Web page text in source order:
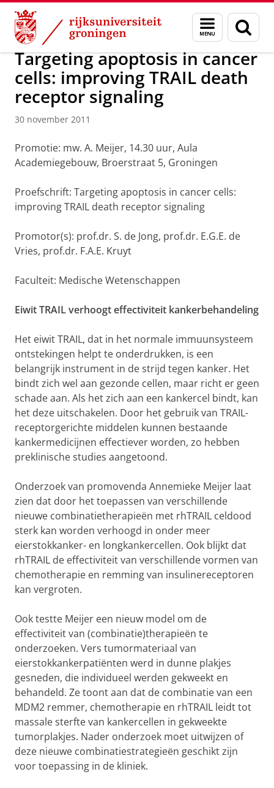
Skip
Content
Skip
Navigation
Menu
en
zoeken
Over ons Actueel Nieuws Nieuwsberichten
Targeting apoptosis in cancer
cells: improving TRAIL death
receptor signaling
30 november 2011
Promotie: mw. A. Meijer, 14.30 uur, Aula
Academiegebouw, Broerstraat 5, Groningen
Proefschrift: Targeting apoptosis in cancer cells:
improving TRAIL death receptor signaling
Promotor(s): prof.dr. S. de Jong, prof.dr. E.G.E. de
Vries, prof.dr. F.A.E. Kruyt
Faculteit: Medische Wetenschappen
Eiwit TRAIL verhoogt effectiviteit kankerbehandeling
Het eiwit TRAIL, dat in het normale immuunsysteem
ontstekingen helpt te onderdrukken, is een
belangrijk instrument in de strijd tegen kanker. Het
bindt zich wel aan gezonde cellen, maar richt er geen
schade aan. Als het zich aan een kankercel bindt, kan
het deze uitschakelen. Door het gebruik van TRAIL-
receptorgerichte middelen kunnen bestaande
kankermedicijnen effectiever worden, zo hebben
preklinische studies aangetoond.
Onderzoek van promovenda Annemieke Meijer laat
zien dat door het toepassen van verschillende
nieuwe combinatietherapieën met rhTRAIL celdood
sterk kan worden verhoogd in onder meer
eierstokkanker- en longkankercellen. Ook blijkt dat
rhTRAIL de effectiviteit van verschillende vormen van
chemotherapie en remming van insulinereceptoren
kan vergroten.
Ook testte Meijer een nieuw model om de
effectiviteit van (combinatie)therapieën te
onderzoeken. Vers tumormateriaal van
eierstokkankerpatiënten werd in dunne plakjes
gesneden, die individueel werden gekweekt en
behandeld. Ze toont aan dat de combinatie van een
MDM2 remmer, chemotherapie en rhTRAIL leidt tot
massale sterfte van kankercellen in gekweekte
tumorplakjes. Nader onderzoek moet uitwijzen of
deze nieuwe combinatiestrategieën geschikt zijn
voor toepassing in de kliniek.